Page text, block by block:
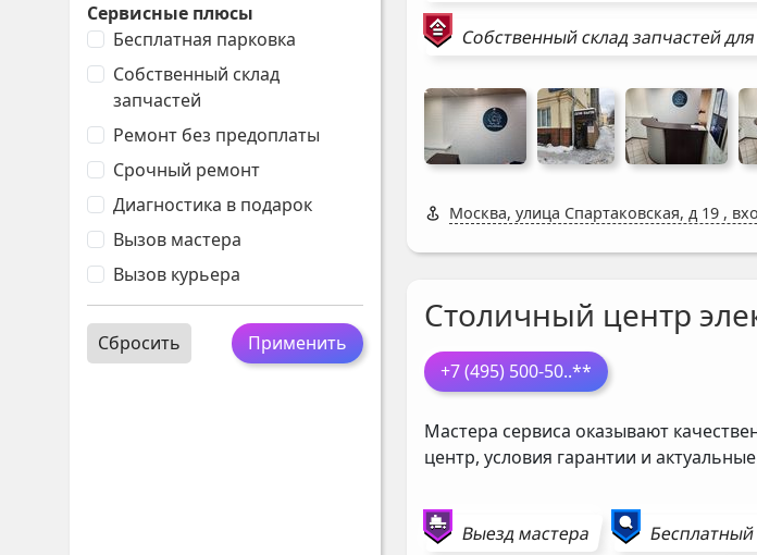
Сервисные плюсы
Бесплатная парковка
Собственный склад
запчастей
Ремонт без предоплаты
Срочный ремонт
Диагностика в подарок
Вызов мастера
Вызов курьера
Применить
Сбросить
Собственный склад запчастей
Москва, улица Спартаковская, д 19 ,
Столичный центр
+7 (495) 500-50..**
Мастера сервиса оказывают
центр, условия гарантии и
Выезд мастера Бесплатный